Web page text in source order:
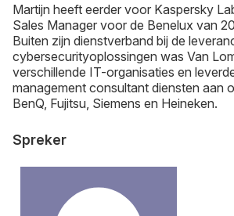
Martijn heeft eerder voor Kaspersky
Sales Manager voor de Benelux van
Buiten zijn dienstverband bij de
cybersecurityoplossingen was Van
verschillende IT-organisaties en
management consultant diensten aan
BenQ, Fujitsu, Siemens en Heineken.
Spreker